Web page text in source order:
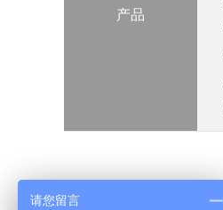
产品
请您留言